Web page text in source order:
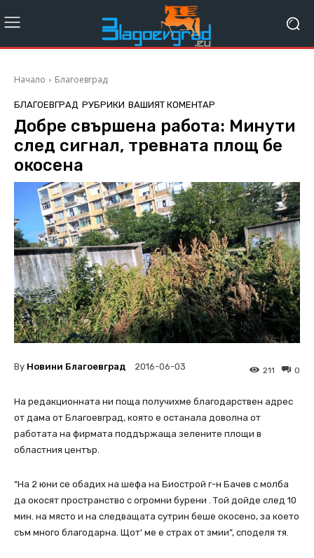
Начало Благоевград
БЛАГОЕВГРАД РУБРИКИ ВАШИЯТ КОМЕНТАР
Добре свършена работа: Минути
след сигнал, тревната площ бе
окосена
By Новини Благоевград 2016-06-03 0
211
На редакционната ни поща получихме благодарствен адрес
от дама от Благоевград, която е останала доволна от
работата на фирмата поддържаща зелените площи в
областния център.
“На 2 юни се обадих на шефа на Биострой г-н Бачев с молба
да окосят пространство с огромни бурени . Той дойде след 10
мин. на място и на следващата сутрин беше окосено, за което
съм много благодарна. Щот’ ме е страх от змии”, споделя тя.